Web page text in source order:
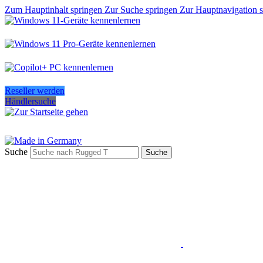
Zum Hauptinhalt springen Zur Suche springen Zur Hauptnavigation
Reseller werden
Händlersuche
Suche Suche